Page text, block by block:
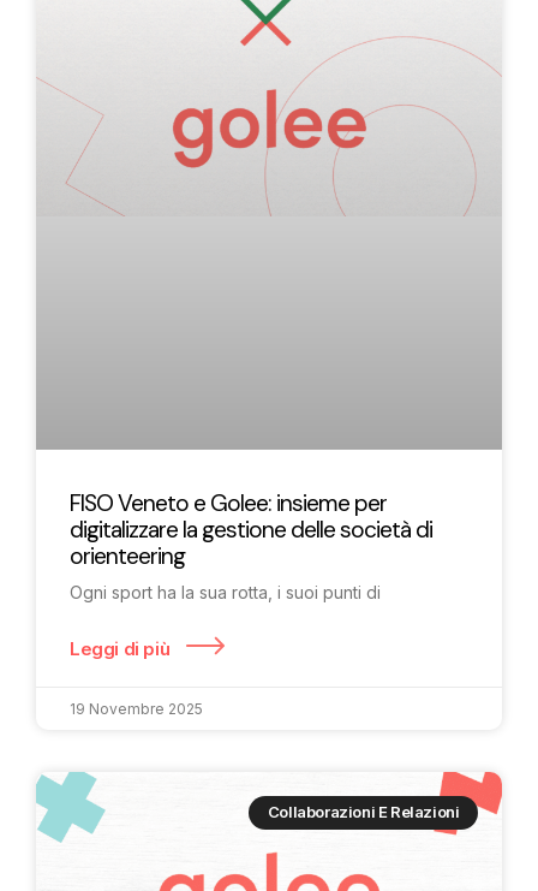
FISO Veneto e Golee: insieme per
digitalizzare la gestione delle società di
orienteering
Ogni sport ha la sua rotta, i suoi punti di
Leggi di più
19 Novembre 2025
Collaborazioni E Relazioni